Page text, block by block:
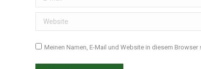
Website
Meinen Namen, E-Mail und Website in diesem